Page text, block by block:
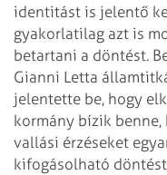
identitást is jelentő
gyakorlatilag azt is
betartani a döntést.
Gianni Letta
jelentette be, hogy
kormány bízik
vallási érzéseket
kifogásolható